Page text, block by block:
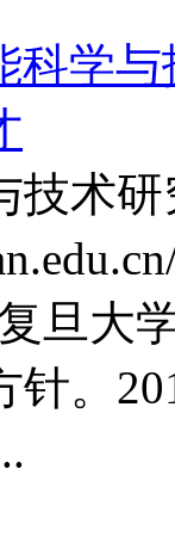
科学
技术
旦大
针。